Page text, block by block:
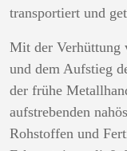
transportiert und
Mit der Verhüttung
und dem Aufstieg
der frühe
aufstrebenden
Rohstoffen und